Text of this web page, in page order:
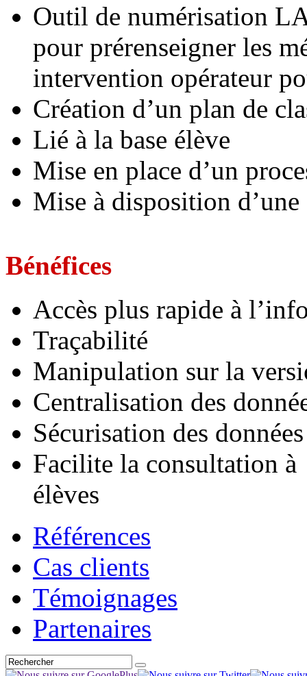
Outil de numérisation
pour prérenseigner les
intervention opérateur
Création d’un plan de
Lié à la base élève
Mise en place d’un
Mise à disposition
Bénéfices
Accès plus rapide à
Traçabilité
Manipulation sur la
Centralisation des
Sécurisation des
Facilite la consultation
élèves
Références
Cas clients
Témoignages
Partenaires